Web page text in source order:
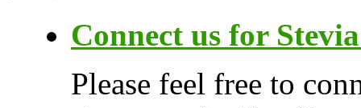
Connect us for
Please feel free to